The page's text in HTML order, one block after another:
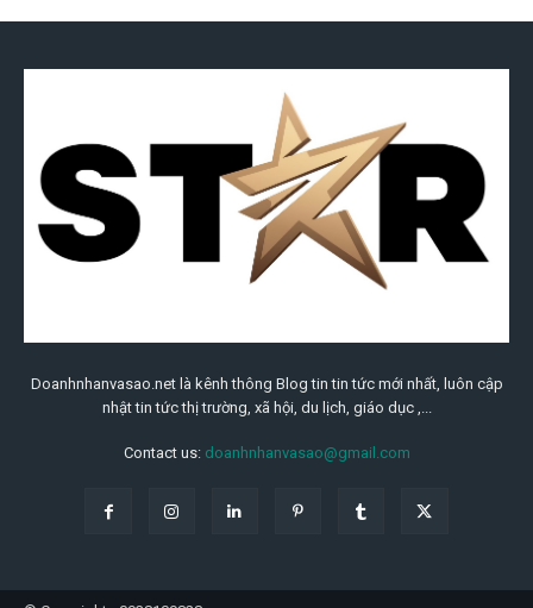
Doanhnhanvasao.net là kênh thông Blog tin tin tức mới nhất, luôn cập
nhật tin tức thị trường, xã hội, du lịch, giáo dục ,...
Contact us: doanhnhanvasao@gmail.com